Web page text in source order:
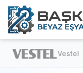
Vestel